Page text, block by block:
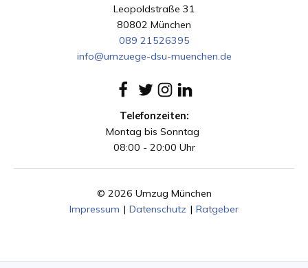
Leopoldstraße 31
80802 München
089 21526395
info@umzuege-dsu-muenchen.de
Telefonzeiten:
Montag bis Sonntag
08:00 - 20:00 Uhr
© 2026 Umzug München
Impressum | Datenschutz | Ratgeber